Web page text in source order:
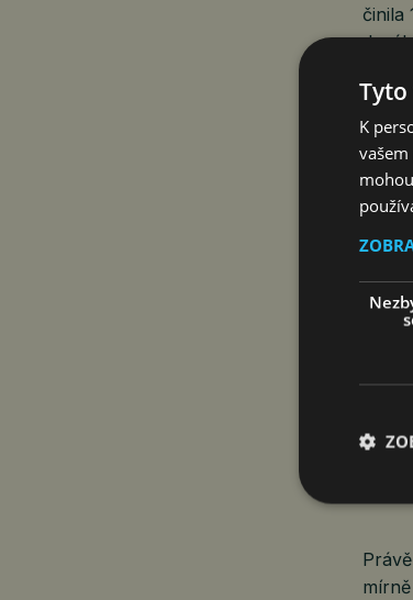
činila
Shell
také
Ve
(270
K